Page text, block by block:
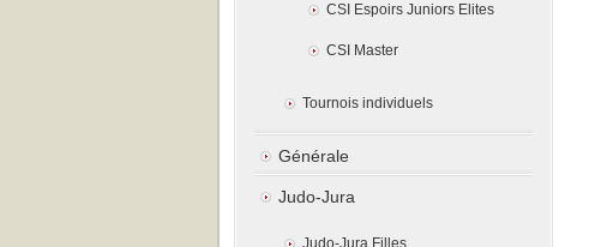
CSI Espoirs Juniors Elites
CSI Master
Tournois individuels
Générale
Judo-Jura
Judo-Jura Filles